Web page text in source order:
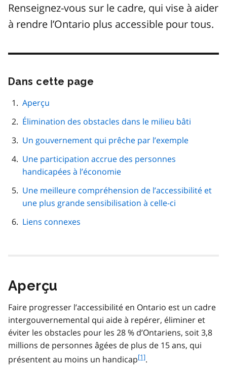
Renseignez-vous sur le cadre, qui vise à aider
à rendre l’Ontario plus accessible pour tous.
Dans cette page
page
Aperçu
Élimination des obstacles dans le milieu bâti
Un gouvernement qui prêche par l’exemple
Une participation accrue des personnes
handicapées à l’économie
Une meilleure compréhension de l’accessibilité et
une plus grande sensibilisation à celle-ci
Liens connexes
Aperçu
Faire progresser l’accessibilité en Ontario est un cadre
intergouvernemental qui aide à repérer, éliminer et
éviter les obstacles pour les 28 % d’Ontariens, soit 3,8
millions de personnes âgées de plus de 15 ans, qui
présentent au moins un handicapf[1].